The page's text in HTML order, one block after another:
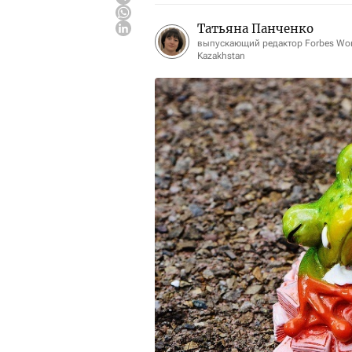
Татьяна Панченко
выпускающий редактор Forbes
Kazakhstan